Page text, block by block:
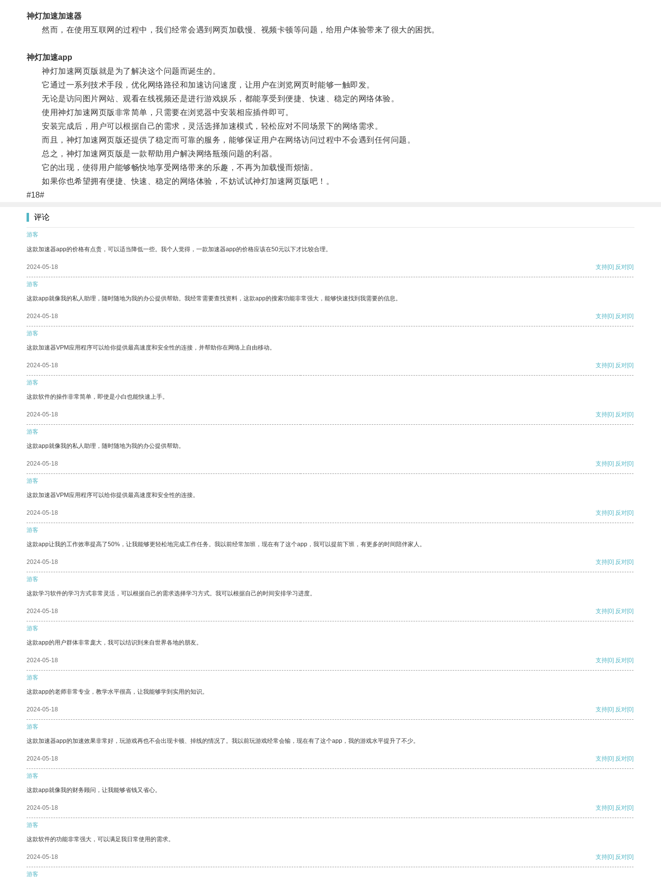
神灯加速加速器
然而，在使用互联网的过程中，我们经常会遇到网页加载慢、视频卡顿等问题，给用户体验带来了很大的困扰。
神灯加速app
神灯加速网页版就是为了解决这个问题而诞生的。
它通过一系列技术手段，优化网络路径和加速访问速度，让用户在浏览网页时能够一触即发。
无论是访问图片网站、观看在线视频还是进行游戏娱乐，都能享受到便捷、快速、稳定的网络体验。
使用神灯加速网页版非常简单，只需要在浏览器中安装相应插件即可。
安装完成后，用户可以根据自己的需求，灵活选择加速模式，轻松应对不同场景下的网络需求。
而且，神灯加速网页版还提供了稳定而可靠的服务，能够保证用户在网络访问过程中不会遇到任何问题。
总之，神灯加速网页版是一款帮助用户解决网络瓶颈问题的利器。
它的出现，使得用户能够畅快地享受网络带来的乐趣，不再为加载慢而烦恼。
如果你也希望拥有便捷、快速、稳定的网络体验，不妨试试神灯加速网页版吧！。
#18#
评论
游客
这款加速器app的价格有点贵，可以适当降低一些。我个人觉得，一款加速器app的价格应该在50元以下才比较合理。
2024-05-18 支持[0] 反对[0]
游客
这款app就像我的私人助理，随时随地为我的办公提供帮助。我经常需要查找资料，这款app的搜索功能非常强大，能够快速找到我需要的信息。
2024-05-18 支持[0] 反对[0]
游客
这款加速器VPM应用程序可以给你提供最高速度和安全性的连接，并帮助你在网络上自由移动。
2024-05-18 支持[0] 反对[0]
游客
这款软件的操作非常简单，即使是小白也能快速上手。
2024-05-18 支持[0] 反对[0]
游客
这款app就像我的私人助理，随时随地为我的办公提供帮助。
2024-05-18 支持[0] 反对[0]
游客
这款加速器VPM应用程序可以给你提供最高速度和安全性的连接。
2024-05-18 支持[0] 反对[0]
游客
这款app让我的工作效率提高了50%，让我能够更轻松地完成工作任务。我以前经常加班，现在有了这个app，我可以提前下班，有更多的时间陪伴家人。
2024-05-18 支持[0] 反对[0]
游客
这款学习软件的学习方式非常灵活，可以根据自己的需求选择学习方式。我可以根据自己的时间安排学习进度。
2024-05-18 支持[0] 反对[0]
游客
这款app的用户群体非常庞大，我可以结识到来自世界各地的朋友。
2024-05-18 支持[0] 反对[0]
游客
这款app的老师非常专业，教学水平很高，让我能够学到实用的知识。
2024-05-18 支持[0] 反对[0]
游客
这款加速器app的加速效果非常好，玩游戏再也不会出现卡顿、掉线的情况了。我以前玩游戏经常会输，现在有了这个app，我的游戏水平提升了不少。
2024-05-18 支持[0] 反对[0]
游客
这款app就像我的财务顾问，让我能够省钱又省心。
2024-05-18 支持[0] 反对[0]
游客
这款软件的功能非常强大，可以满足我日常使用的需求。
2024-05-18 支持[0] 反对[0]
游客